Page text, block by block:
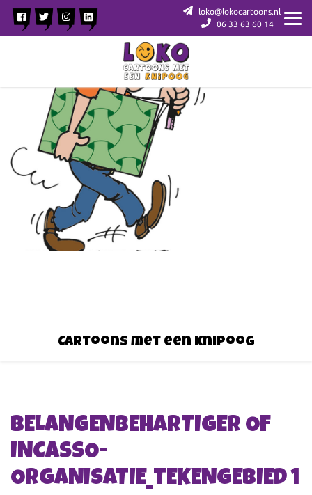
loko@lokocartoons.nl
06 33 63 60 14
Cartoons met een knipoog
BELANGENBEHARTIGER OF
INCASSO-
ORGANISATIE_TEKENGEBIED 1